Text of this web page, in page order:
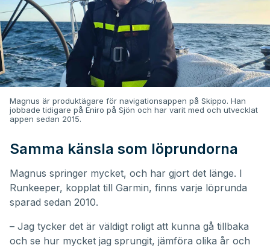
Magnus är produktägare för navigationsappen på Skippo. Han
jobbade tidigare på Eniro på Sjön och har varit med och utvecklat
appen sedan 2015.
Samma känsla som löprundorna
Magnus springer mycket, och har gjort det länge. I
Runkeeper, kopplat till Garmin, finns varje löprunda
sparad sedan 2010.
– Jag tycker det är väldigt roligt att kunna gå tillbaka
och se hur mycket jag sprungit, jämföra olika år och